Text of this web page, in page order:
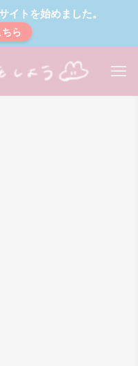
イトを始めました。
ら